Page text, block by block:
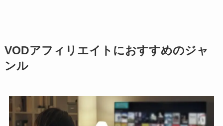
VODアフィリエイトにおすすめのジャ
ンル